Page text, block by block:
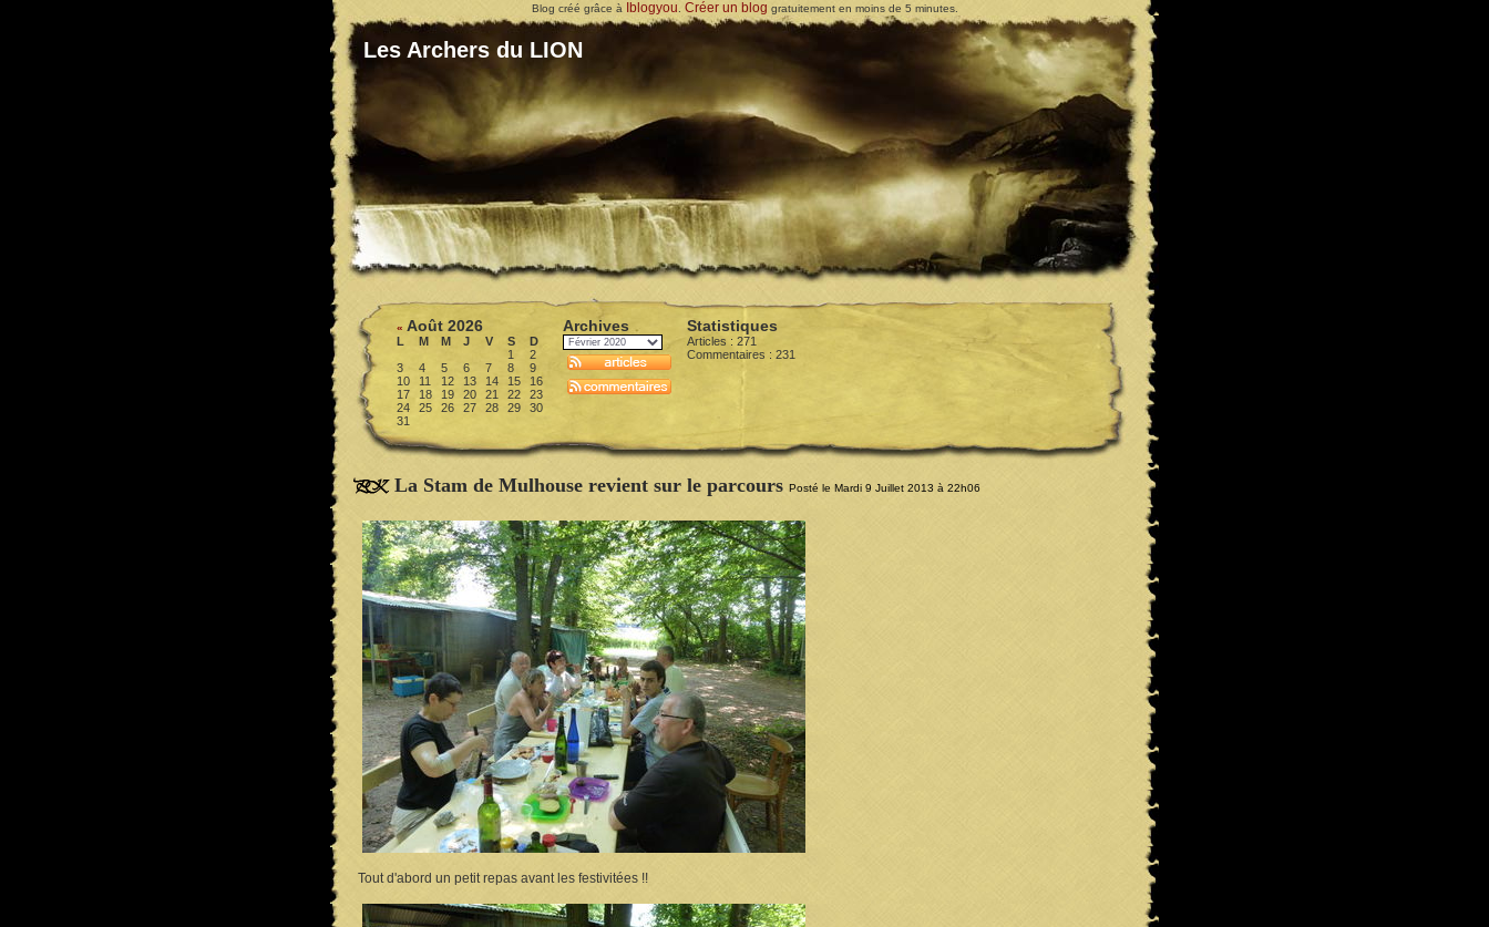
Blog créé grâce à Iblogyou Créer un blog gratuitement en moins de 5 minutes.
Les Archers du LION
« Août 2026
L M M J V S
D
1
2
3
4 5 6 7 8
9
10
11 12 13 14 15
16
17
18 19 20 21 22
23
24
25 26 27 28 29
30
31
Archives Statistiques
Articles : 271
Commentaires : 231
La Stam de Mulhouse revient sur le parcours Posté le Mardi 9 Juillet 2013 à 22h06
Tout d'abord un petit repas avant les festivitées !!